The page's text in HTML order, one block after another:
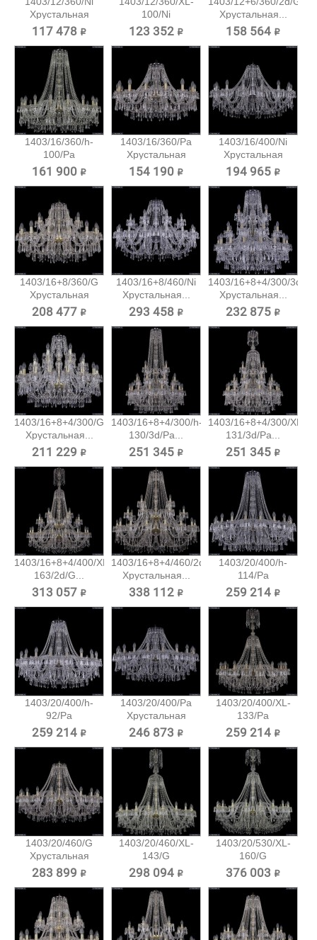
Хрустальная
подвесная...
117 478 ₽
100/Ni
Хрустальная...
123 352 ₽
Хрустальная...
158 564 ₽
1403/16/360/h-
100/Pa
Хрустальная...
161 900 ₽
1403/16/360/Pa
Хрустальная
подвесная...
154 190 ₽
1403/16/400/Ni
Хрустальная
подвесная...
194 965 ₽
1403/16+8/360/G
Хрустальная
подвесная...
208 477 ₽
1403/16+8/460/Ni
Хрустальная...
293 458 ₽
1403/16+8+4/300/3d/Pa
Хрустальная...
232 875 ₽
1403/16+8+4/300/G
Хрустальная...
211 229 ₽
1403/16+8+4/300/h-
130/3d/Pa...
251 345 ₽
1403/16+8+4/300/XL-
131/3d/Pa...
251 345 ₽
1403/16+8+4/400/XL-
163/2d/G...
313 057 ₽
1403/16+8+4/460/2d/G
Хрустальная...
338 112 ₽
1403/20/400/h-
114/Pa
Хрустальная...
259 214 ₽
1403/20/400/h-
92/Pa
Хрустальная...
259 214 ₽
1403/20/400/Pa
Хрустальная
подвесная...
246 873 ₽
1403/20/400/XL-
133/Pa
Хрустальная...
259 214 ₽
1403/20/460/G
Хрустальная
подвесная...
283 899 ₽
1403/20/460/XL-
143/G
Хрустальная...
298 094 ₽
1403/20/530/XL-
160/G
Хрустальная...
376 003 ₽